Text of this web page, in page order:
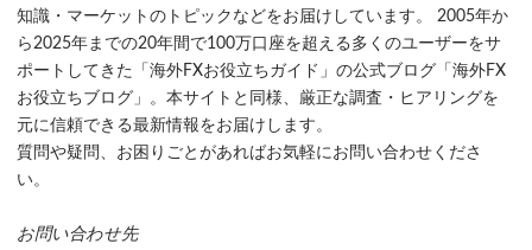
知識・マーケットのトピックなどをお届けしています。 2005年か
ら2025年までの20年間で100万口座を超える多くのユーザーをサ
ポートしてきた「海外FXお役立ちガイド」の公式ブログ「海外FX
お役立ちブログ」。本サイトと同様、厳正な調査・ヒアリングを
元に信頼できる最新情報をお届けします。
質問や疑問、お困りごとがあればお気軽にお問い合わせくださ
い。
お問い合わせ先